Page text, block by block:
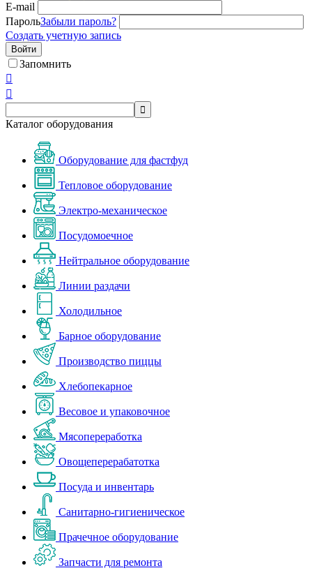
E-mail
ПарольЗабыли пароль?
Создать учетную запись
Войти
Запомнить



Каталог оборудования
Оборудование для фастфуд
Тепловое оборудование
Электро-механическое
Посудомоечное
Нейтральное оборудование
Линии раздачи
Холодильное
Барное оборудование
Производство пиццы
Хлебопекарное
Весовое и упаковочное
Мясопереработка
Овощеперерабатотка
Посуда и инвентарь
Санитарно-гигиеническое
Прачечное оборудование
Запчасти для ремонта